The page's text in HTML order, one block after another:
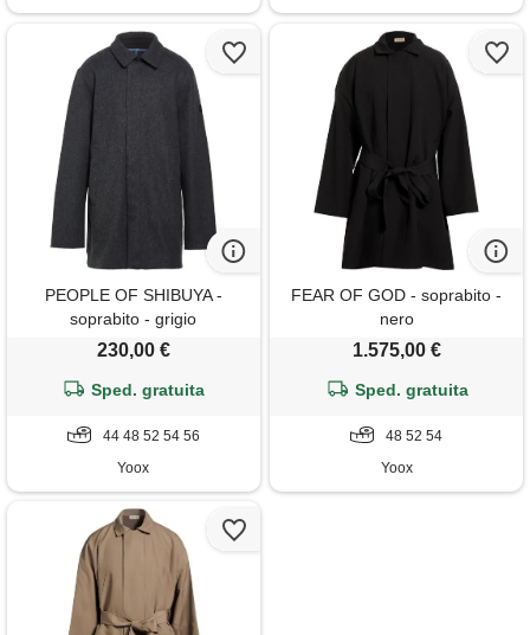
PEOPLE OF SHIBUYA -
soprabito - grigio
230,00 €
Sped. gratuita
44 48 52 54 56
Yoox
FEAR OF GOD - soprabito -
nero
1.575,00 €
Sped. gratuita
48 52 54
Yoox